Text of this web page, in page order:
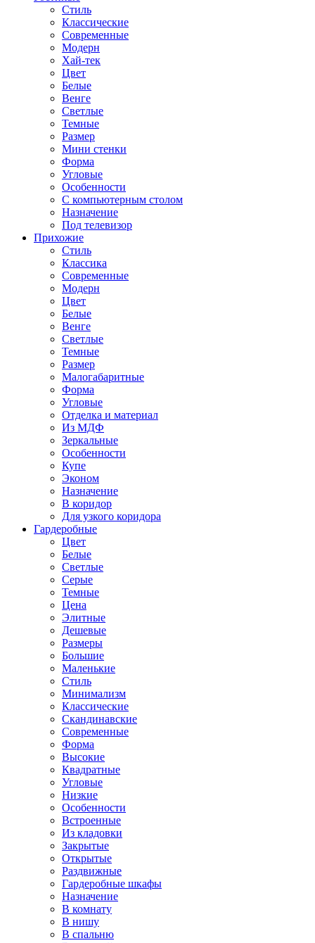
Стиль
Классические
Современные
Модерн
Хай-тек
Цвет
Белые
Венге
Светлые
Темные
Размер
Мини стенки
Форма
Угловые
Особенности
С компьютерным столом
Назначение
Под телевизор
Прихожие
Стиль
Классика
Современные
Модерн
Цвет
Белые
Венге
Светлые
Темные
Размер
Малогабаритные
Форма
Угловые
Отделка и материал
Из МДФ
Зеркальные
Особенности
Купе
Эконом
Назначение
В коридор
Для узкого коридора
Гардеробные
Цвет
Белые
Светлые
Серые
Темные
Цена
Элитные
Дешевые
Размеры
Большие
Маленькие
Стиль
Минимализм
Классические
Скандинавские
Современные
Форма
Высокие
Квадратные
Угловые
Низкие
Особенности
Встроенные
Из кладовки
Закрытые
Открытые
Раздвижные
Гардеробные шкафы
Назначение
В комнату
В нишу
В спальню